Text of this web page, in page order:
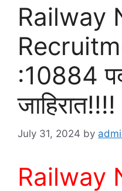
Railway
:10884
जाहिरात!!!!
July 31, 2024 by
Railway